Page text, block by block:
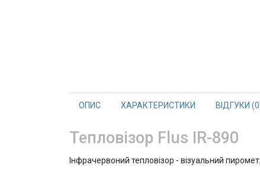
ОПИС ХАРАКТЕРИСТИКИ ВІДГУКИ
Тепловізор Flus IR-890
Інфрачервоний тепловізор - візуальний